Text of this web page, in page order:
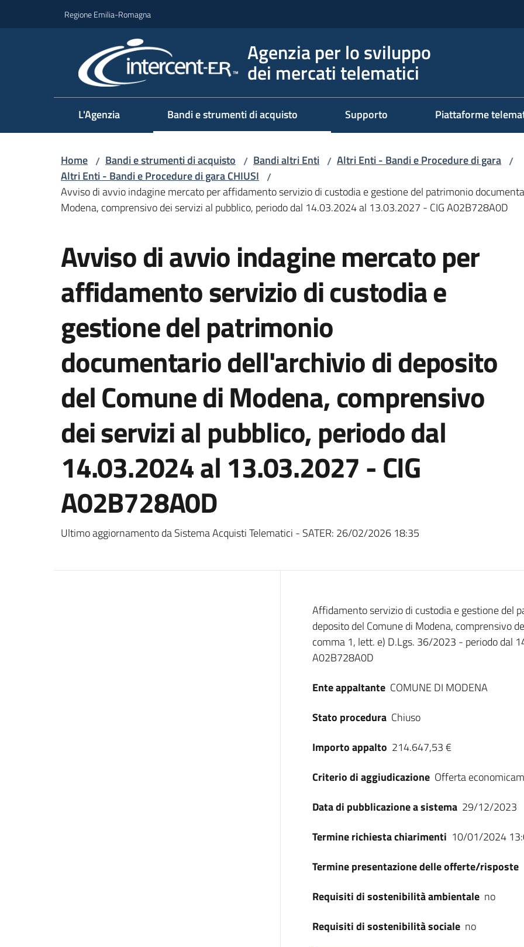
Regione Emilia-Romagna
Agenzia per lo sviluppo
dei mercati telematici
L'Agenzia Bandi e strumenti di acquisto Supporto Piattaforme
Home / Bandi e strumenti di acquisto / Bandi altri Enti / Altri Enti - Bandi e Procedure di gara /
Altri Enti - Bandi e Procedure di gara CHIUSI /
Avviso di avvio indagine mercato per affidamento servizio di custodia e gestione del patrimonio
Modena, comprensivo dei servizi al pubblico, periodo dal 14.03.2024 al 13.03.2027 - CIG A02B728A0D
Avviso di avvio indagine mercato per
affidamento servizio di custodia e
gestione del patrimonio
documentario dell'archivio di deposito
del Comune di Modena, comprensivo
dei servizi al pubblico, periodo dal
14.03.2024 al 13.03.2027 - CIG
A02B728A0D
Ultimo aggiornamento da Sistema Acquisti Telematici - SATER: 26/02/2026 18:35
Dati del bando
Affidamento servizio di custodia e gestione del
deposito del Comune di Modena, comprensivo
comma 1, lett. e) D.Lgs. 36/2023 - periodo dal
A02B728A0D
Ente appaltante COMUNE DI MODENA
Stato procedura Chiuso
Importo appalto 214.647,53 €
Criterio di aggiudicazione Offerta
Data di pubblicazione a sistema 29/12/2023
Termine richiesta chiarimenti 10/01/2024
Termine presentazione delle offerte/risposte
Requisiti di sostenibilità ambientale no
Requisiti di sostenibilità sociale no